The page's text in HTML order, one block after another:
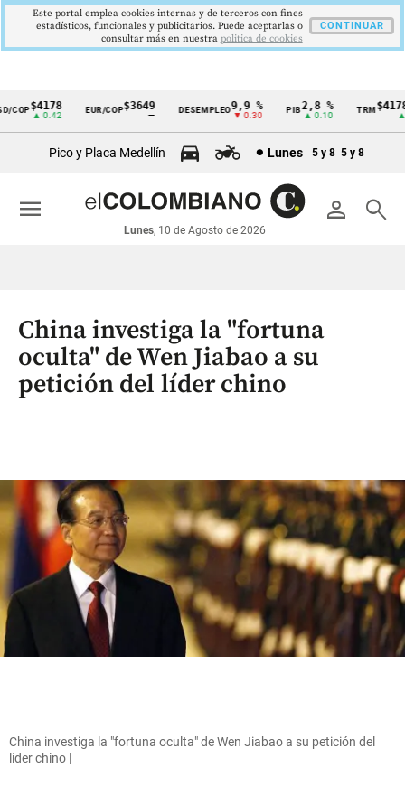
Cintillo
económicos
Colombia
$4178
▲ 0.42
EUR/COP$3649 DESEMPLEO9,9 %
▼ 0.30
2,8 %
▲ 0.10
TRM
▲
Pico y Placa Medellín Lunes 5 y 8 5 y 8
person search
Lunes, 10 de Agosto de 2026
menu
China investiga la "fortuna
oculta" de Wen Jiabao a su
petición del líder chino
China investiga la "fortuna oculta" de Wen Jiabao a su petición del
líder chino |
Este portal emplea cookies internas y de terceros con fines
estadísticos, funcionales y publicitarios. Puede aceptarlas o
consultar más en nuestra politica de cookies
CONTINUAR